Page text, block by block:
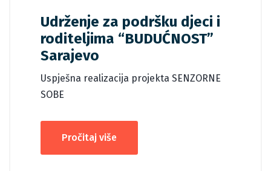
Udrženje za podršku djeci i
roditeljima “BUDUĆNOST”
Sarajevo
Uspješna realizacija projekta SENZORNE
SOBE
Pročitaj više